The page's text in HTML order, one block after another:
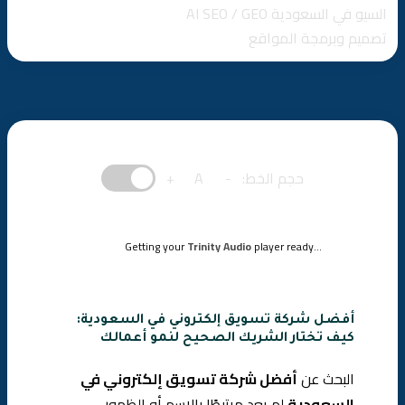
حجم الخط: -
A
+
Getting yourTrinity Audioplayer ready...
أفضل شركة تسويق إلكتروني في السعودية:
كيف تختار الشريك الصحيح لنمو أعمالك
البحث عنأفضل شركة تسويق إلكتروني في
كيف تجتمع هذه المعايير في شركة واحدة داخل السوق
السعودي
السيو في السعودية AI SEO / GEO
تصميم وبرمجة المواقع